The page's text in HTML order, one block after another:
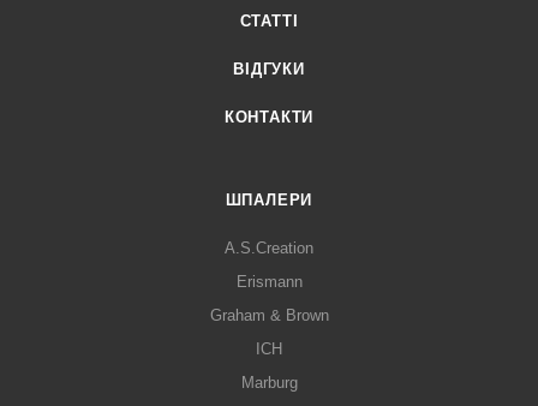
СТАТТІ
ВІДГУКИ
КОНТАКТИ
ШПАЛЕРИ
A.S.Creation
Erismann
Graham & Brown
ICH
Marburg